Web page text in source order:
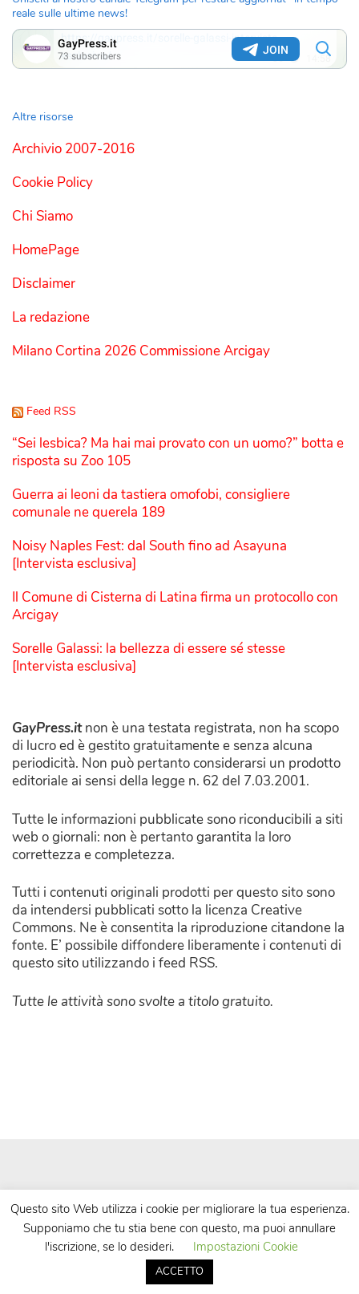
reale sulle ultime news!
Altre risorse
Archivio 2007-2016
Cookie Policy
Chi Siamo
HomePage
Disclaimer
La redazione
Milano Cortina 2026 Commissione Arcigay
Feed RSS
“Sei lesbica? Ma hai mai provato con un uomo?” botta e
risposta su Zoo 105
Guerra ai leoni da tastiera omofobi, consigliere
comunale ne querela 189
Noisy Naples Fest: dal South fino ad Asayuna
[Intervista esclusiva]
Il Comune di Cisterna di Latina firma un protocollo con
Arcigay
Sorelle Galassi: la bellezza di essere sé stesse
[Intervista esclusiva]
GayPress.itnon è una testata registrata, non ha scopo
di lucro ed è gestito gratuitamente e senza alcuna
periodicità. Non può pertanto considerarsi un prodotto
editoriale ai sensi della legge n. 62 del 7.03.2001.
Tutte le informazioni pubblicate sono riconducibili a siti
web o giornali: non è pertanto garantita la loro
correttezza e completezza.
Tutti i contenuti originali prodotti per questo sito sono
da intendersi pubblicati sotto la licenza Creative
Commons. Ne è consentita la riproduzione citandone la
fonte. E’ possibile diffondere liberamente i contenuti di
questo sito utilizzando i feed RSS.
Tutte le attività sono svolte a titolo gratuito.
| Powered byWordPress| Theme byTheBootstrapThemes
Questo sito Web utilizza i cookie per migliorare la tua esperienza.
Supponiamo che tu stia bene con questo, ma puoi annullare
l'iscrizione, se lo desideri.
Impostazioni Cookie
ACCETTO